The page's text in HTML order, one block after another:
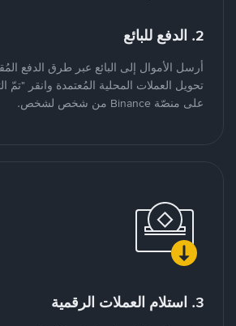
2. الدفع للبائع
أرسل الأموال إلى البائع عبر طرق الدفع
تحويل العملات المحلية المُعتمدة وانقر "تمّ
على منصّة Binance من شخص لشخص.
3. استلام العملات الرقمية